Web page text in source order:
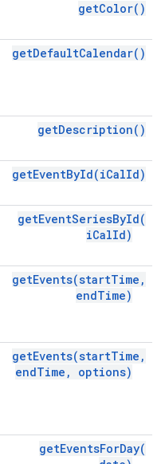
getColor( )
getDefaultCalendar( )
getDescription( )
getEventById(iCalId)
getEventSeriesById(
iCalId)
getEvents(startTime ,
endTime)
getEvents(startTime ,
endTime , options)
getEventsForDay(